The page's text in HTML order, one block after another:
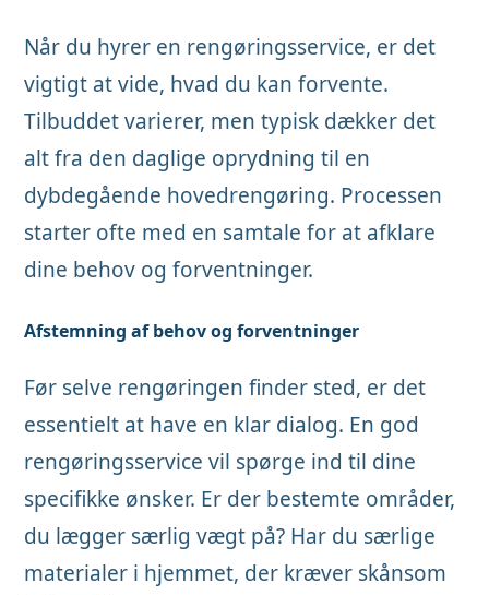
Når du hyrer en rengøringsservice, er det
vigtigt at vide, hvad du kan forvente.
Tilbuddet varierer, men typisk dækker det
alt fra den daglige oprydning til en
dybdegående hovedrengøring. Processen
starter ofte med en samtale for at afklare
dine behov og forventninger.
Afstemning af behov og forventninger
Før selve rengøringen finder sted, er det
essentielt at have en klar dialog. En god
rengøringsservice vil spørge ind til dine
specifikke ønsker. Er der bestemte områder,
du lægger særlig vægt på? Har du særlige
materialer i hjemmet, der kræver skånsom